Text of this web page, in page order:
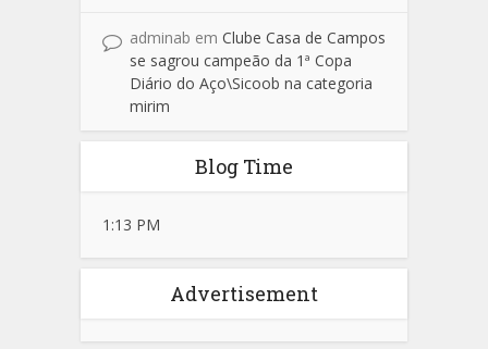
adminab em Clube Casa de Campos
se sagrou campeão da 1ª Copa
Diário do Aço\Sicoob na categoria
mirim
Blog Time
1:13 PM
Advertisement